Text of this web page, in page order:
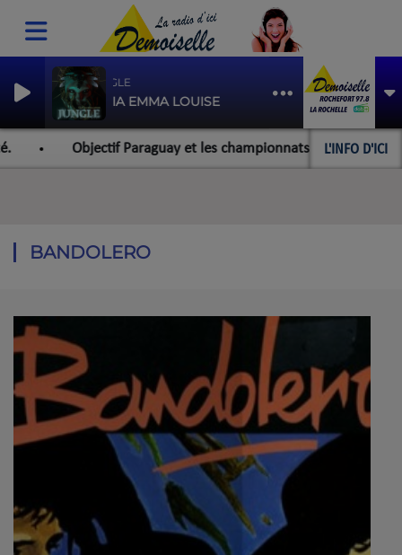
JUNGLE
KASIA EMMA LOUISE
L'INFO D'ICI
Paraguay et les championnats du monde pour l'équipe
BANDOLERO